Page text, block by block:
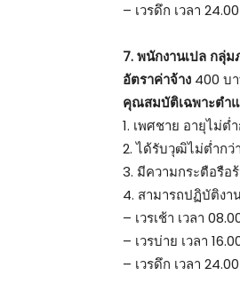
– เวรดึก เวลา
7. พนักงานเปล กลุ่
อัตราค่าจ้าง 400 บ
คุณสมบัติเฉพาะตำ
1. เพศชาย อายุไม่
2. ได้รับวุฒิไม่ต่ำกว่
3. มีความกระตือรือ
4. สามารถปฏิบัติง
– เวรเช้า เวลา
– เวรบ่าย เวลา
– เวรดึก เวลา